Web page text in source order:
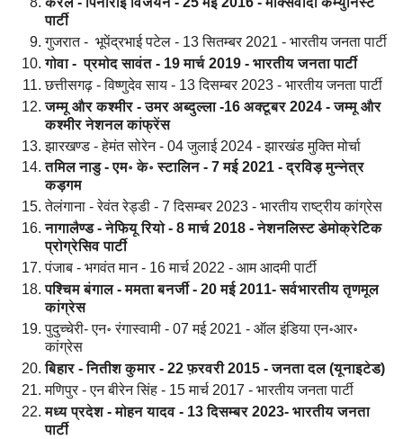
पार्टी
गुजरात - भूपेंद्रभाई पटेल - 13 सितम्बर 2021 - भारतीय जनता पार्टी
गोवा - प्रमोद सावंत - 19 मार्च 2019 - भारतीय जनता पार्टी
छत्तीसगढ़ - विष्णुदेव साय - 13 दिसम्बर 2023 - भारतीय जनता पार्टी
जम्मू और कश्मीर - उमर अब्दुल्ला -16 अक्टूबर 2024 - जम्मू और
कश्मीर नेशनल कांफ्रेंस
झारखण्ड - हेमंत सोरेन - 04 जुलाई 2024 - झारखंड मुक्ति मोर्चा
तमिल नाडु - एम॰ के॰ स्टालिन - 7 मई 2021 - द्रविड़ मुन्नेत्र
कड़गम
तेलंगाना - रेवंत रेड्डी - 7 दिसम्बर 2023 - भारतीय राष्ट्रीय कांग्रेस
नागालैण्ड - नेफियू रियो - 8 मार्च 2018 - नेशनलिस्ट डेमोक्रेटिक
प्रोग्रेसिव पार्टी
पंजाब - भगवंत मान - 16 मार्च 2022 - आम आदमी पार्टी
पश्चिम बंगाल - ममता बनर्जी - 20 मई 2011- सर्वभारतीय तृणमूल
कांग्रेस
पुदुच्चेरी- एन॰ रंगास्वामी - 07 मई 2021 - ऑल इंडिया एन॰आर॰
कांग्रेस
बिहार - नितीश कुमार - 22 फ़रवरी 2015 - जनता दल (यूनाइटेड)
मणिपुर - एन बीरेन सिंह - 15 मार्च 2017 - भारतीय जनता पार्टी
मध्य प्रदेश - मोहन यादव - 13 दिसम्बर 2023- भारतीय जनता
पार्टी